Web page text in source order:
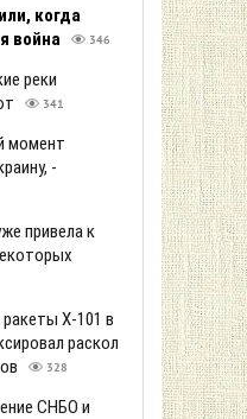
когда
война
346
реки
341
момент
-
привела к
Х-101 в
раскол
328
СНБО и